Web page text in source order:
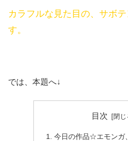
カラフルな見た目の、サボ
す。
では、本題へ↓
目次
今日の作品☆エモンガ